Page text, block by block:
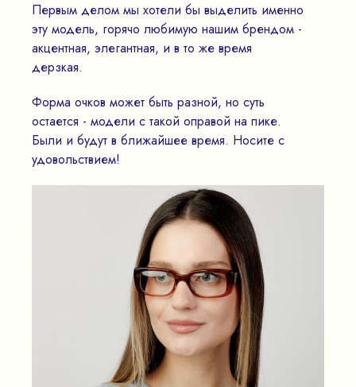
Первым делом мы хотели бы выделить именно
эту модель, горячо любимую нашим брендом -
акцентная, элегантная, и в то же время
дерзкая.
Форма очков может быть разной, но суть
остается - модели с такой оправой на пике.
Были и будут в ближайшее время. Носите с
удовольствием!